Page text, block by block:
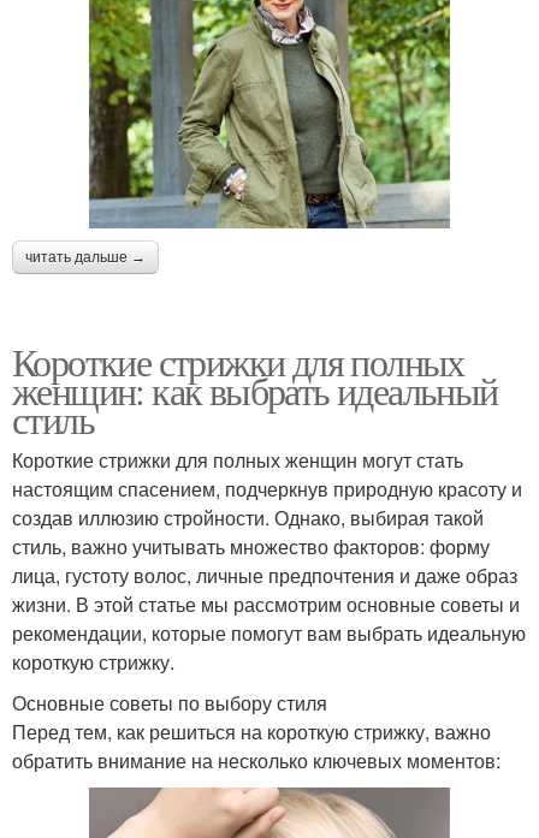
читать дальше →
Короткие стрижки для полных
женщин: как выбрать идеальный
стиль
Короткие стрижки для полных женщин могут стать
настоящим спасением, подчеркнув природную красоту и
создав иллюзию стройности. Однако, выбирая такой
стиль, важно учитывать множество факторов: форму
лица, густоту волос, личные предпочтения и даже образ
жизни. В этой статье мы рассмотрим основные советы и
рекомендации, которые помогут вам выбрать идеальную
короткую стрижку.
Основные советы по выбору стиля
Перед тем, как решиться на короткую стрижку, важно
обратить внимание на несколько ключевых моментов: